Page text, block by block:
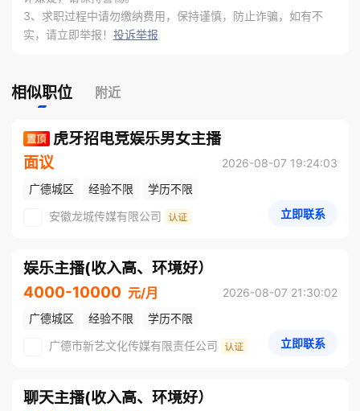
3、求职过程中请勿缴纳费用，保持谨慎，防止诈骗，如有不
实，请立即举报！ 投诉举报
相似职位 附近
虎牙招电竞娱乐男女主播
面议
2026-08-07 19:24:03
广德城区
经验不限
学历不限
安徽龙城传媒有限公司
立即联系
娱乐主播(收入高、环境好）
4000-10000 元/月
2026-08-07 21:30:02
广德城区
经验不限
学历不限
广德市新艺文化传媒有限责任公司
立即联系
聊天主播(收入高、环境好）